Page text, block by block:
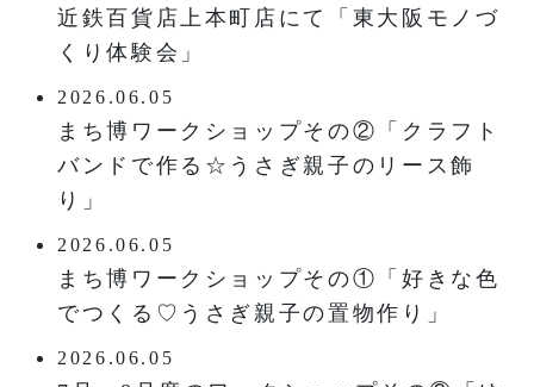
近鉄百貨店上本町店にて「東大阪モノづ
くり体験会」
2026.06.05
まち博ワークショップその②「クラフト
バンドで作る☆うさぎ親子のリース飾
り」
2026.06.05
まち博ワークショップその①「好きな色
でつくる♡うさぎ親子の置物作り」
2026.06.05